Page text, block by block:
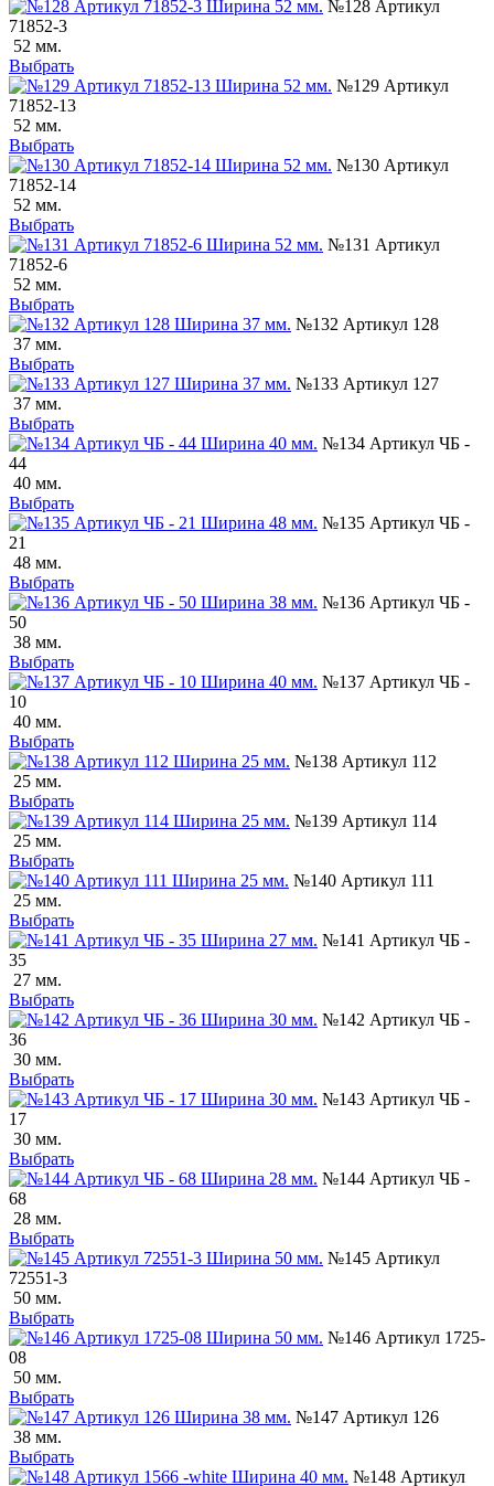
№128 Артикул
71852-3
52 мм.
Выбрать
№129 Артикул
71852-13
52 мм.
Выбрать
№130 Артикул
71852-14
52 мм.
Выбрать
№131 Артикул
71852-6
52 мм.
Выбрать
№132 Артикул 128
37 мм.
Выбрать
№133 Артикул 127
37 мм.
Выбрать
№134 Артикул ЧБ -
44
40 мм.
Выбрать
№135 Артикул ЧБ -
21
48 мм.
Выбрать
№136 Артикул ЧБ -
50
38 мм.
Выбрать
№137 Артикул ЧБ -
10
40 мм.
Выбрать
№138 Артикул 112
25 мм.
Выбрать
№139 Артикул 114
25 мм.
Выбрать
№140 Артикул 111
25 мм.
Выбрать
№141 Артикул ЧБ -
35
27 мм.
Выбрать
№142 Артикул ЧБ -
36
30 мм.
Выбрать
№143 Артикул ЧБ -
17
30 мм.
Выбрать
№144 Артикул ЧБ -
68
28 мм.
Выбрать
№145 Артикул
72551-3
50 мм.
Выбрать
№146 Артикул 1725-
08
50 мм.
Выбрать
№147 Артикул 126
38 мм.
Выбрать
№148 Артикул